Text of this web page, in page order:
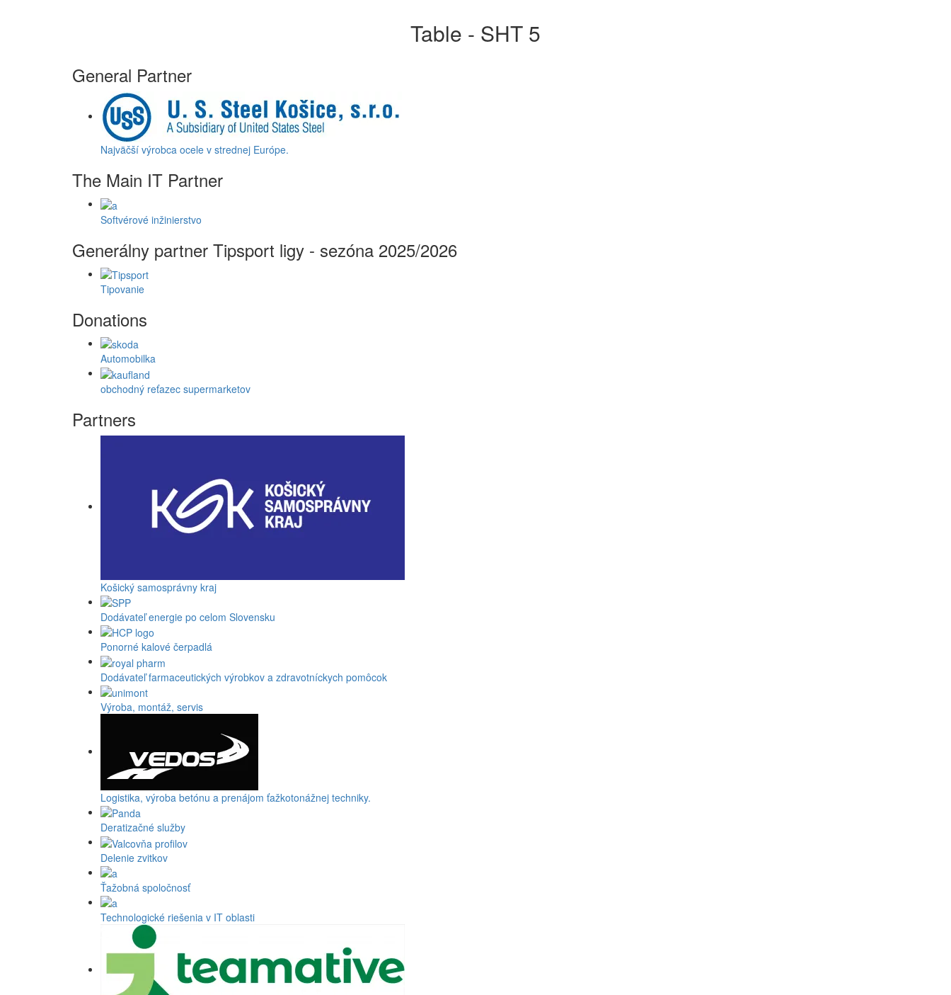
Table - SHT 5
General Partner
Najväčší výrobca ocele v strednej Európe.
The Main IT Partner
Softvérové inžinierstvo
Generálny partner Tipsport ligy - sezóna 2025/2026
Tipovanie
Donations
Automobilka
obchodný reťazec supermarketov
Partners
Košický samosprávny kraj
Dodávateľ energie po celom Slovensku
Ponorné kalové čerpadlá
Dodávateľ farmaceutických výrobkov a zdravotníckych pomôcok
Výroba, montáž, servis
Logistika, výroba betónu a prenájom ťažkotonážnej techniky.
Deratizačné služby
Delenie zvitkov
Ťažobná spoločnosť
Technologické riešenia v IT oblasti